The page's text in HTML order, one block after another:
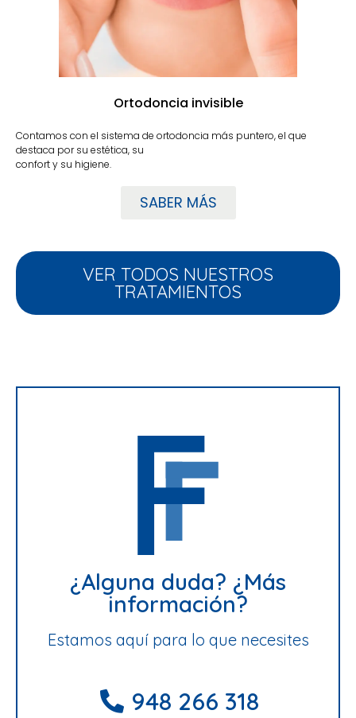
Ortodoncia invisible
Contamos con el sistema de ortodoncia más puntero, el que
destaca por su estética, su
confort y su higiene.
SABER MÁS
VER TODOS NUESTROS
TRATAMIENTOS
¿Alguna duda? ¿Más
información?
Estamos aquí para lo que necesites
948 266 318